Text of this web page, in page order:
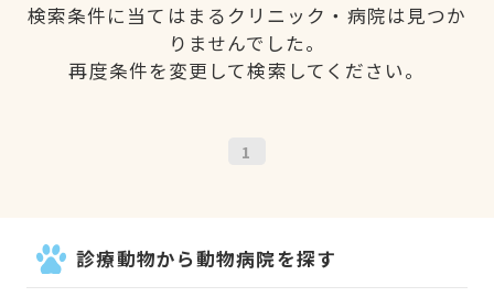
検索条件に当てはまるクリニック・病院は見つか
りませんでした。
再度条件を変更して検索してください。
1
診療動物から動物病院を探す